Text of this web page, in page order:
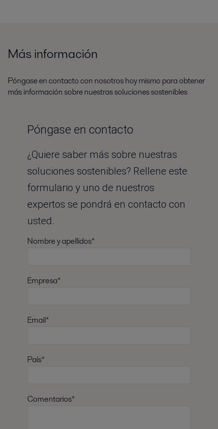
Más información
Póngase en contacto con nosotros hoy mismo para obtener
más información sobre nuestras soluciones sostenibles
Póngase en contacto
¿Quiere saber más sobre nuestras
soluciones sostenibles? Rellene este
formulario y uno de nuestros
expertos se pondrá en contacto con
usted.
Nombre y apellidos*
Empresa*
Email*
País*
Comentarios*